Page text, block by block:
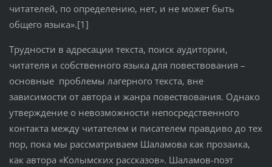
читателей, по определению, нет, и не может быть
общего языка».[1]
Трудности в адресации текста, поиск аудитории,
читателя и собственного языка для повествования –
основные проблемы лагерного текста, вне
зависимости от автора и жанра повествования. Однако
утверждение о невозможности непосредственного
контакта между читателем и писателем правдиво до тех
пор, пока мы рассматриваем Шаламова как прозаика,
как автора «Колымских рассказов». Шаламов-поэт